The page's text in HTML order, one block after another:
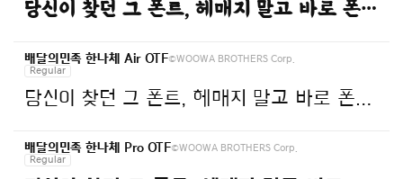
당신이 찾던 그 폰트, 헤매지 말고 바로 폰코!
배달의민족 한나체 Air OTF©WOOWA BROTHERS Corp.
Regular
당신이 찾던 그 폰트, 헤매지 말고 바로 폰코!
배달의민족 한나체 Pro OTF©WOOWA BROTHERS Corp.
Regular